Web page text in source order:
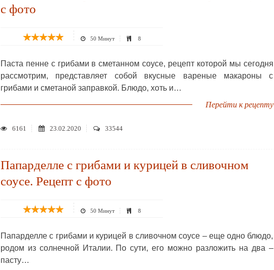
с фото
50 Минут 8
Паста пенне с грибами в сметанном соусе, рецепт которой мы сегодня
рассмотрим, представляет собой вкусные вареные макароны с
грибами и сметаной заправкой. Блюдо, хоть и…
Перейти к рецепту
6161 23.02.2020 33544
Папарделле с грибами и курицей в сливочном
соусе. Рецепт с фото
50 Минут 8
Папарделле с грибами и курицей в сливочном соусе – еще одно блюдо,
родом из солнечной Италии. По сути, его можно разложить на два –
пасту…